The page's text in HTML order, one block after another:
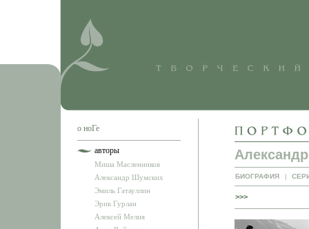
о ноГе
авторы
Миша Масленников
Александр Шумских
Эмиль Гатауллин
Эрик Гурлан
Алексей Мелия
БИОГРАФИЯ |
>>>